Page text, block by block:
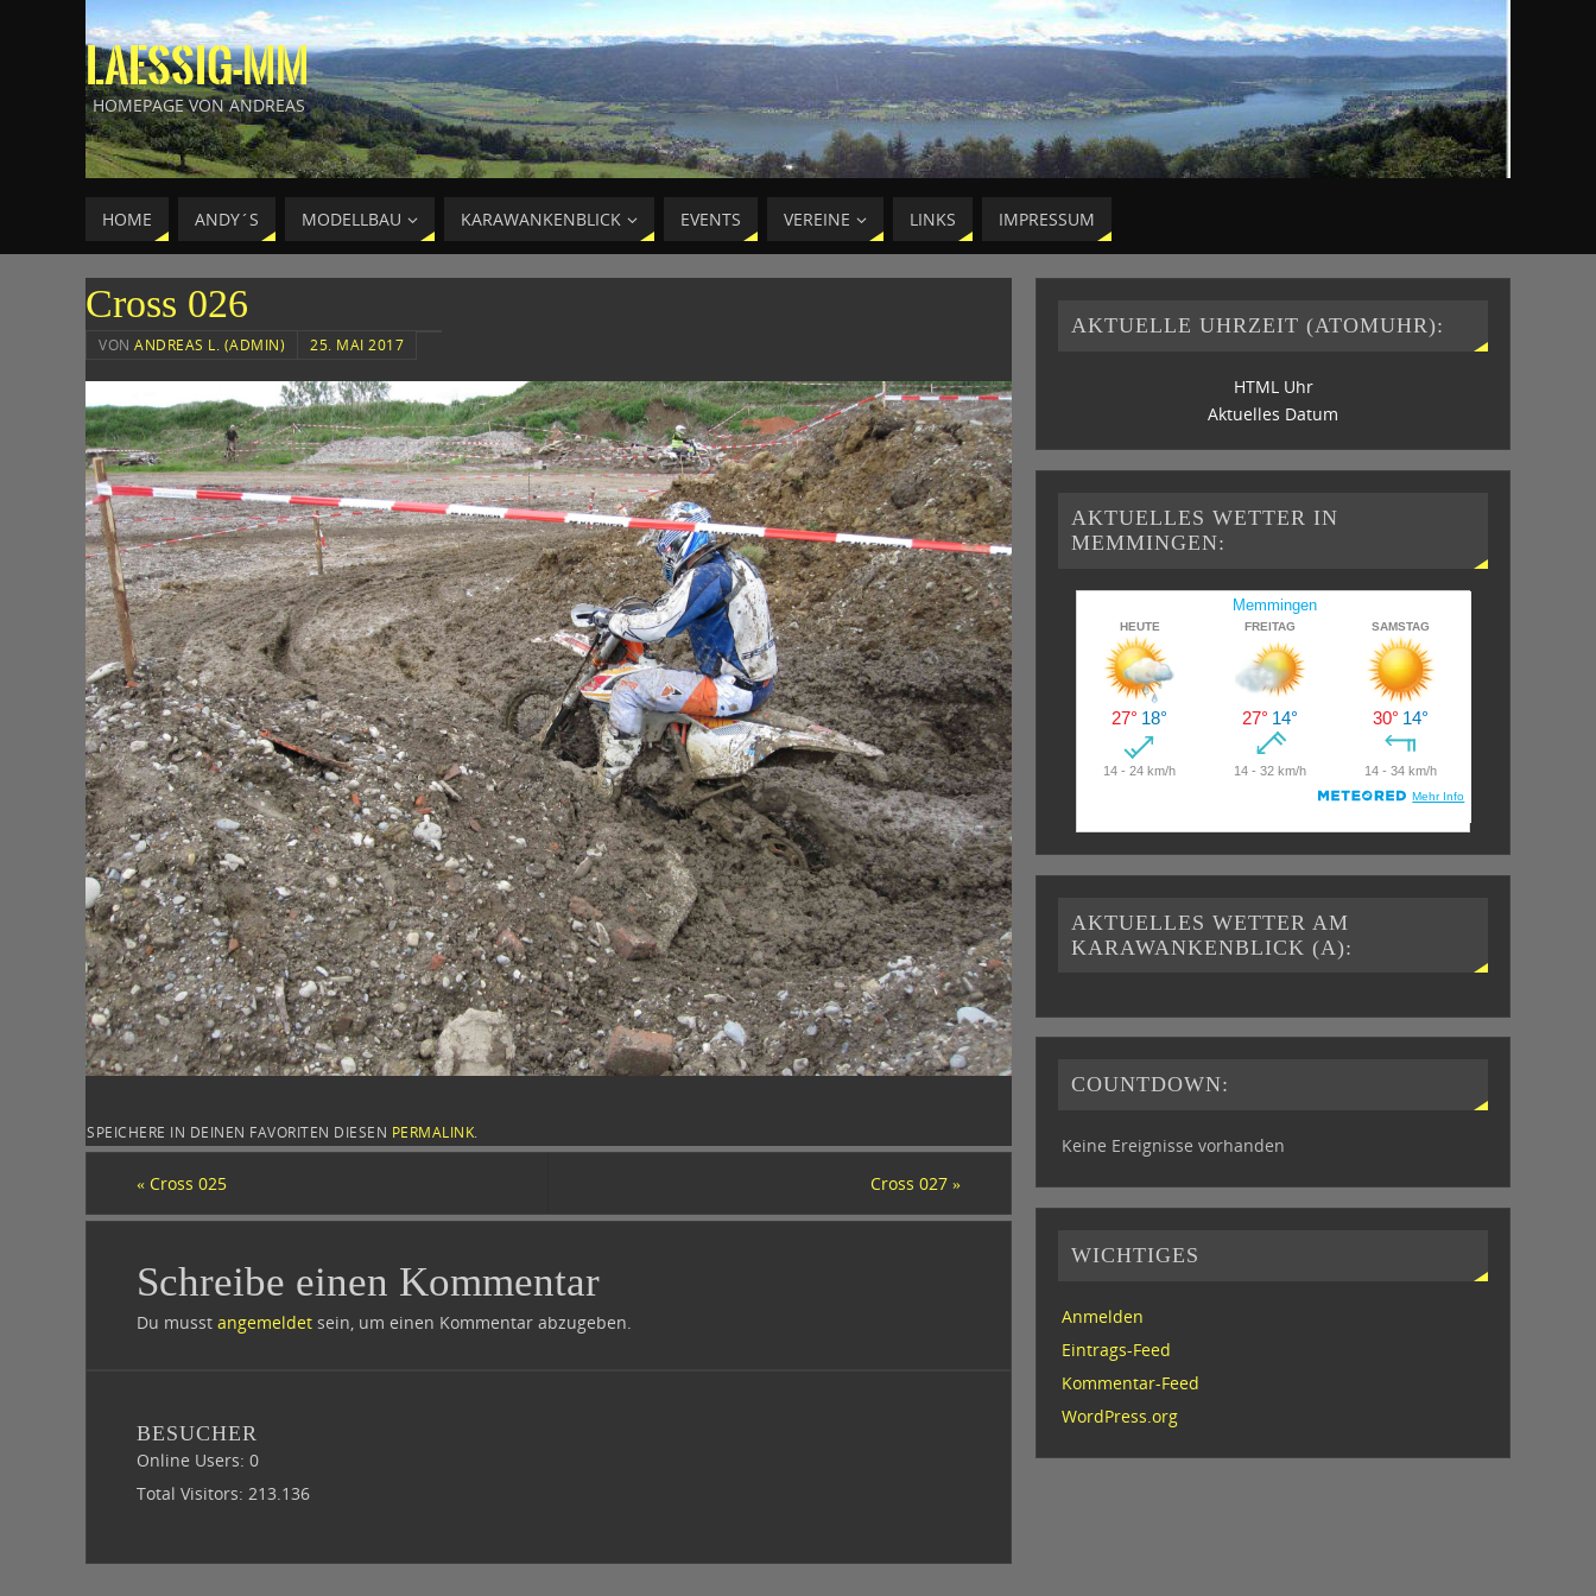
LAESSIG-MM
HOMEPAGE VON ANDREAS
HOME ANDY´S MODELLBAU KARAWANKENBLICK EVENTS VEREINE LINKS IMPRESSUM
Cross 026
VON ANDREAS L. (ADMIN) 25. MAI 2017
SPEICHERE IN DEINEN FAVORITEN DIESEN PERMALINK
« Cross 025 Cross 027 »
Schreibe einen Kommentar
Du musst angemeldet sein, um einen Kommentar abzugeben.
BESUCHER
Online Users: 0
Total Visitors: 213.136
AKTUELLE UHRZEIT (ATOMUHR):
HTML Uhr
Aktuelles Datum
AKTUELLES WETTER IN
MEMMINGEN:
AKTUELLES WETTER AM
KARAWANKENBLICK (A):
COUNTDOWN:
Keine Ereignisse vorhanden
WICHTIGES
Anmelden
Eintrags-Feed
Kommentar-Feed
WordPress.org